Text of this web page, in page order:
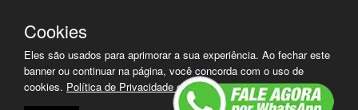
Ver Mapa
REDES SOCIAIS
Cookies
Eles são usados para aprimorar a sua experiência. Ao fechar este
banner ou continuar na página, você concorda com o uso de
cookies. Política de Privacidade e Cookies